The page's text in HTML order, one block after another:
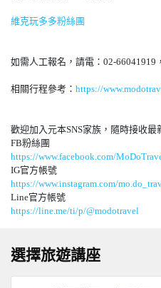
維克玩多多粉絲團
如需人工報名，請電：02-66041919
相關行程參考： https://
歡迎加入元本SNS家族，隨時接收最
FB粉絲團
https://www.facebook.com/
IG官方帳號
https://www.instagram.com/
Line官方帳號
https://line.me/ti/p/@modotravel
選擇旅遊講座